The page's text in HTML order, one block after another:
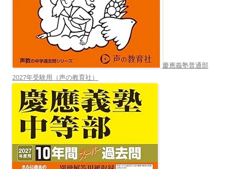
慶應義塾普通部
2027年受験用（声の教育社）